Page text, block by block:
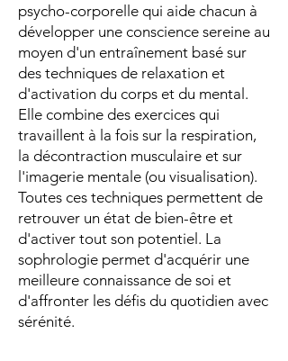
psycho-corporelle qui aide chacun à
développer une conscience sereine au
moyen d'un entraînement basé sur
des techniques de relaxation et
d'activation du corps et du mental.
Elle combine des exercices qui
travaillent à la fois sur la respiration,
la décontraction musculaire et sur
l'imagerie mentale (ou visualisation).
Toutes ces techniques permettent de
retrouver un état de bien-être et
d'activer tout son potentiel. La
sophrologie permet d'acquérir une
meilleure connaissance de soi et
d'affronter les défis du quotidien avec
sérénité.